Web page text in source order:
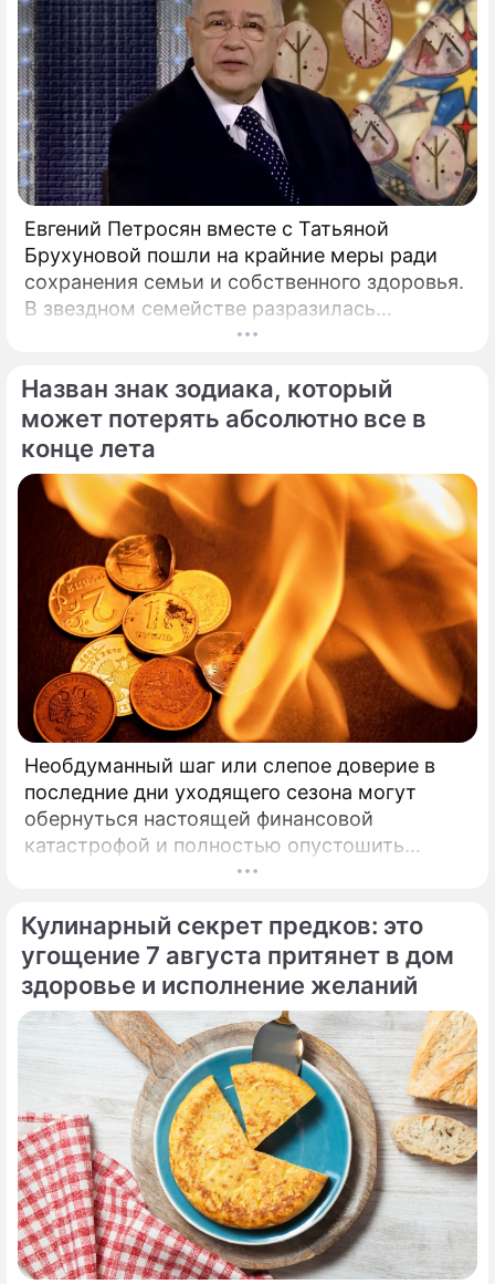
Евгений Петросян вместе с Татьяной
Брухуновой пошли на крайние меры ради
сохранения семьи и собственного здоровья.
В звездном семействе разразилась
настоящая тихая драма, которая вынудила
Назван знак зодиака, который
может потерять абсолютно все в
конце лета
Необдуманный шаг или слепое доверие в
последние дни уходящего сезона могут
обернуться настоящей финансовой
катастрофой и полностью опустошить
кошелек. Известная шаманка и ясновидящая
экстренным предупреждением для всех, кто
привык легкомысленно относиться к своим
сбережениям.
Кулинарный секрет предков: это
угощение 7 августа притянет в дом
здоровье и исполнение желаний